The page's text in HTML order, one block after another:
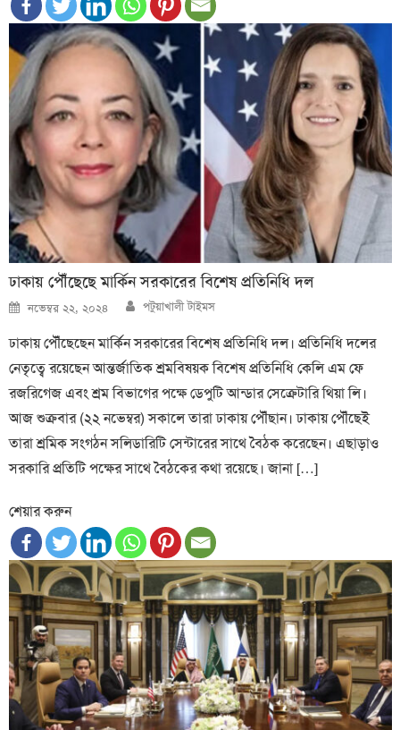
ঢাকায় পৌঁছেছে মার্কিন সরকারের বিশেষ প্রতিনিধি দল
Posted
on
নভেম্বর ২২, ২০২৪ Author
পটুয়াখালী টাইমস
ঢাকায় পৌঁছেছেন মার্কিন সরকারের বিশেষ প্রতিনিধি দল। প্রতিনিধি দলের
নেতৃত্বে রয়েছেন আন্তর্জাতিক শ্রমবিষয়ক বিশেষ প্রতিনিধি কেলি এম ফে
রজরিগেজ এবং শ্রম বিভাগের পক্ষে ডেপুটি আন্ডার সেক্রেটারি থিয়া লি।
আজ শুক্রবার (২২ নভেম্বর) সকালে তারা ঢাকায় পৌঁছান। ঢাকায় পৌঁছেই
তারা শ্রমিক সংগঠন সলিডারিটি সেন্টারের সাথে বৈঠক করেছেন। এছাড়াও
সরকারি প্রতিটি পক্ষের সাথে বৈঠকের কথা রয়েছে। জানা […]
শেয়ার করুন